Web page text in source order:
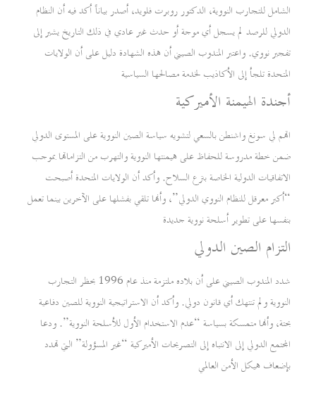
الشامل للتجارب النووية، الدكتور روبرت فلويد، أصدر بياناً أكد فيه أن النظام
الدولي للرصد لم يسجل أي موجة أو حدث غير عادي في ذلك التاريخ يشير إلى
تفجير نووي. واعتبر المندوب الصيني أن هذه الشهادة دليل على أن الولايات
المتحدة تلجأ إلى الأكاذيب لخدمة مصالحها السياسية
أجندة الهيمنة الأميركية
اتهم لي سونغ واشنطن بالسعي لتشويه سياسة الصين النووية على المستوى الدولي
ضمن خطة مدروسة للحفاظ على هيمنتها النووية والتهرب من التزاماتها بموجب
الاتفاقيات الدولية الخاصة بنزع السلاح. وأكد أن الولايات المتحدة أصبحت
“أكبر معرقل للنظام النووي الدولي”، وأنها تلقي بفشلها على الآخرين بينما تعمل
بنفسها على تطوير أسلحة نووية جديدة
التزام الصين الدولي
شدد المندوب الصيني على أن بلاده ملتزمة منذ عام 1996 بحظر التجارب
النووية ولم تنتهك أي قانون دولي. وأكد أن الاستراتيجية النووية للصين دفاعية
بحتة، وأنها متمسكة بسياسة “عدم الاستخدام الأول للأسلحة النووية”. ودعا
المجتمع الدولي إلى الانتباه إلى التصريحات الأميركية “غير المسؤولة” التي تهدد
بإضعاف هيكل الأمن العالمي